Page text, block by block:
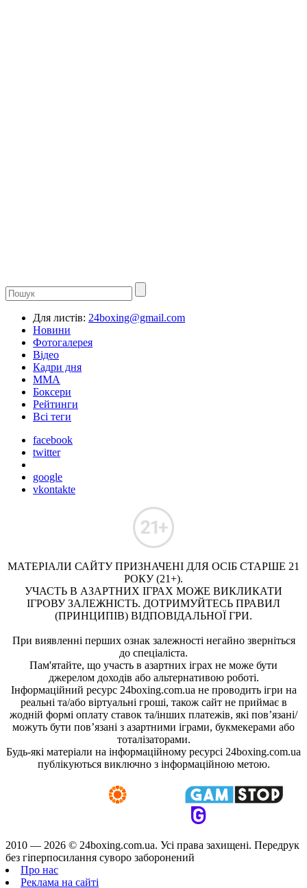
Для листів: 24boxing@gmail.com
Новини
Фотогалерея
Відео
Кадри дня
ММА
Боксери
Рейтинги
Всі теги
facebook
twitter
google
vkontakte
МАТЕРІАЛИ САЙТУ ПРИЗНАЧЕНІ ДЛЯ ОСІБ СТАРШЕ 21
РОКУ (21+).
УЧАСТЬ В АЗАРТНИХ ІГРАХ МОЖЕ ВИКЛИКАТИ
ІГРОВУ ЗАЛЕЖНІСТЬ. ДОТРИМУЙТЕСЬ ПРАВИЛ
(ПРИНЦИПІВ) ВІДПОВІДАЛЬНОЇ ГРИ.
При виявленні перших ознак залежності негайно зверніться
до спеціаліста.
Пам'ятайте, що участь в азартних іграх не може бути
джерелом доходів або альтернативою роботі.
Інформаційний ресурс 24boxing.com.ua не проводить ігри на
реальні та/або віртуальні гроші, також сайт не приймає в
жодній формі оплату ставок та/інших платежів, які пов’язані/
можуть бути пов’язані з азартними іграми, букмекерами або
тоталізаторами.
Будь-які матеріали на інформаційному ресурсі 24boxing.com.ua
публікуються виключно з інформаційною метою.
2010 — 2026 © 24boxing.com.ua. Усi права захищенi. Передрук
без гіперпосилання суворо заборонений
Про нас
Реклама на сайті